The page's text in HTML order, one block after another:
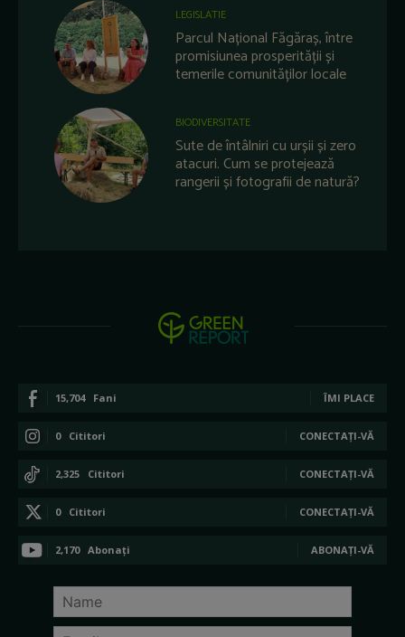
LEGISLATIE
Parcul Național Făgăraș, între
promisiunea prosperității și
temerile comunităților locale
BIODIVERSITATE
Sute de întâlniri cu urșii și zero
atacuri. Cum se protejează
rangerii și fotografii de natură?
15,704 Fani ÎMI PLACE
0 Cititori CONECTAȚI-VĂ
2,325 Cititori CONECTAȚI-VĂ
0 Cititori CONECTAȚI-VĂ
2,170 Abonați ABONAȚI-VĂ